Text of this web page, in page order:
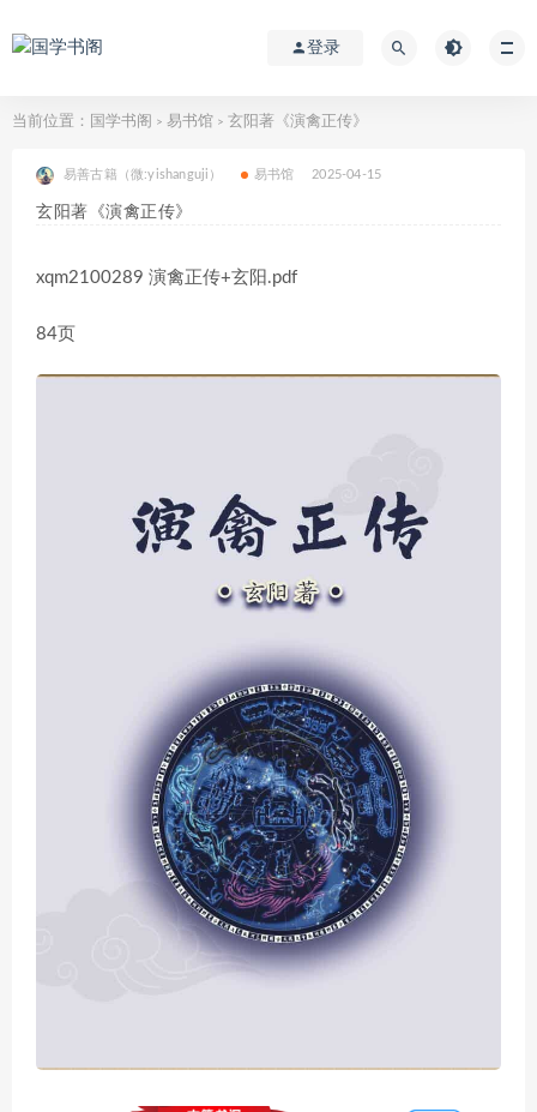
登录
当前位置： 国学书阁 > 易书馆 > 玄阳著《演禽正传》
易善古籍（微:yishanguji） 易书馆 2025-04-15
玄阳著《演禽正传》
xqm2100289 演禽正传+玄阳.pdf
84页